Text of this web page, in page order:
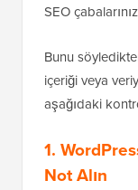
SEO
Bunu
içeriği veya
aşağıdaki
1.
Not Alın